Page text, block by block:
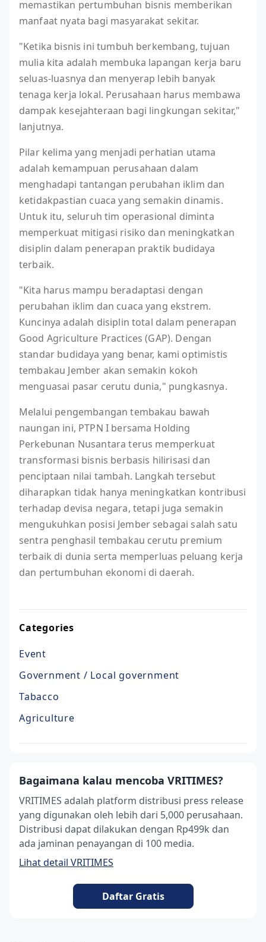
memastikan pertumbuhan bisnis memberikan
manfaat nyata bagi masyarakat sekitar.
"Ketika bisnis ini tumbuh berkembang, tujuan
mulia kita adalah membuka lapangan kerja baru
seluas-luasnya dan menyerap lebih banyak
tenaga kerja lokal. Perusahaan harus membawa
dampak kesejahteraan bagi lingkungan sekitar,"
lanjutnya.
Pilar kelima yang menjadi perhatian utama
adalah kemampuan perusahaan dalam
menghadapi tantangan perubahan iklim dan
ketidakpastian cuaca yang semakin dinamis.
Untuk itu, seluruh tim operasional diminta
memperkuat mitigasi risiko dan meningkatkan
disiplin dalam penerapan praktik budidaya
terbaik.
"Kita harus mampu beradaptasi dengan
perubahan iklim dan cuaca yang ekstrem.
Kuncinya adalah disiplin total dalam penerapan
Good Agriculture Practices (GAP). Dengan
standar budidaya yang benar, kami optimistis
tembakau Jember akan semakin kokoh
menguasai pasar cerutu dunia," pungkasnya.
Melalui pengembangan tembakau bawah
naungan ini, PTPN I bersama Holding
Perkebunan Nusantara terus memperkuat
transformasi bisnis berbasis hilirisasi dan
penciptaan nilai tambah. Langkah tersebut
diharapkan tidak hanya meningkatkan kontribusi
terhadap devisa negara, tetapi juga semakin
mengukuhkan posisi Jember sebagai salah satu
sentra penghasil tembakau cerutu premium
terbaik di dunia serta memperluas peluang kerja
dan pertumbuhan ekonomi di daerah.
Categories
Event
Government / Local government
Tabacco
Agriculture
Bagaimana kalau mencoba VRITIMES?
VRITIMES adalah platform distribusi press release
yang digunakan oleh lebih dari 5,000 perusahaan.
Distribusi dapat dilakukan dengan Rp499k dan
ada jaminan penayangan di 100 media.
Lihat detail VRITIMES
Daftar Gratis